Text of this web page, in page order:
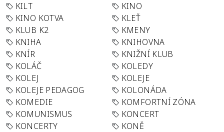
KILT
KINO
KINO KOTVA
KLEŤ
KLUB K2
KMENY
KNIHA
KNIHOVNA
KNÍR
KNIŽNÍ KLUB
KOLÁČ
KOLEDY
KOLEJ
KOLEJE
KOLEJE PEDAGOG
KOLONÁDA
KOMEDIE
KOMFORTNÍ ZÓNA
KOMUNISMUS
KONCERT
KONCERTY
KONĚ